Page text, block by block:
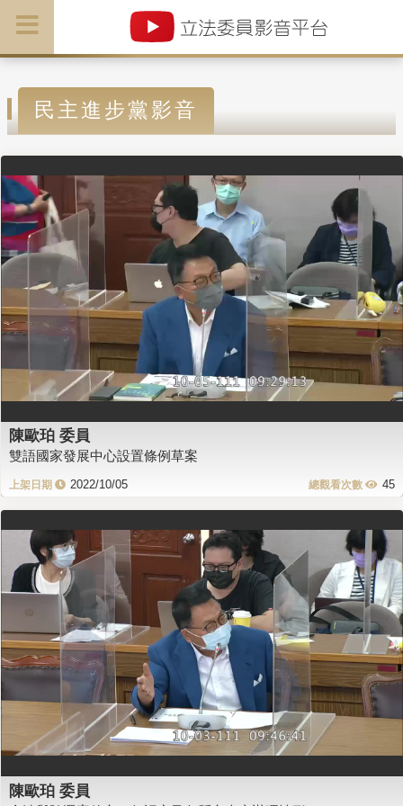
民主進步黨影音
陳歐珀 委員
雙語國家發展中心設置條例草案
2022/10/05 45
陳歐珀 委員